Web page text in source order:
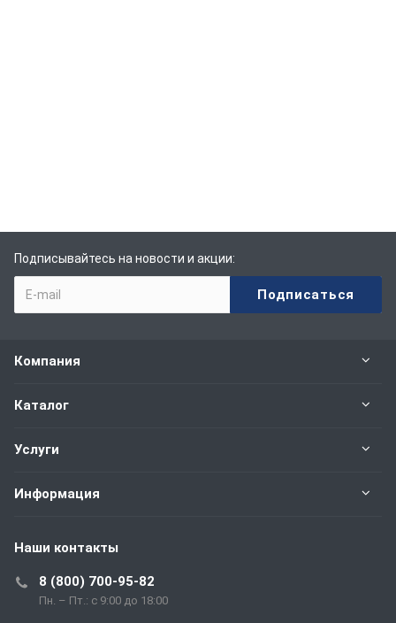
Подписывайтесь на новости и акции:
Компания
Каталог
Услуги
Информация
Наши контакты
8 (800) 700-95-82
Пн. – Пт.: с 9:00 до 18:00